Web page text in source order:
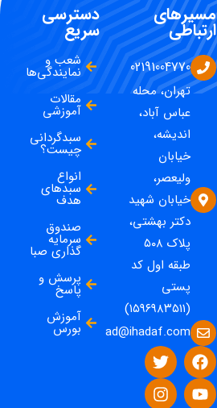
مسیرهای
ارتباطی
02191004770
تهران، محله
عباس آباد،
اندیشه،
خیابان
ولیعصر،
خیابان شهید
دکتر بهشتی،
پلاک ۵۰۸
طبقه اول کد
پستی
(۱۵۹۶۹۸۳۵۱۱)
ad@ihadaf.com
دسترسی
سریع
شعب و
نمایندگی‌ها
مقالات
آموزشی
سبدگردانی
چیست؟
انواع
سبدهای
هدف
صندوق
سرمایه
گذاری صبا
پرسش و
پاسخ
آموزش
بورس